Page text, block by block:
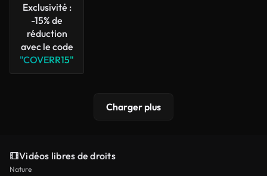
Exclusivité :
-15% de
réduction
avec le code
"COVERR15"
Charger plus
Vidéos libres de droits
Nature